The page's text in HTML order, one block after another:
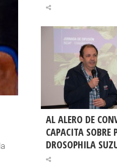
AL ALERO DE
CAPACITA SOBRE
DROSOPHILA